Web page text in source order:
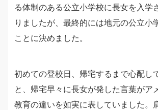
る体制のある公立小学校に長女を入学
りましたが、最終的には地元の公立小
ことに決めました。
初めての登校日、帰宅するまで心配し
と、帰宅早々に長女が発した言葉がア
教育の違いを如実に表していました。